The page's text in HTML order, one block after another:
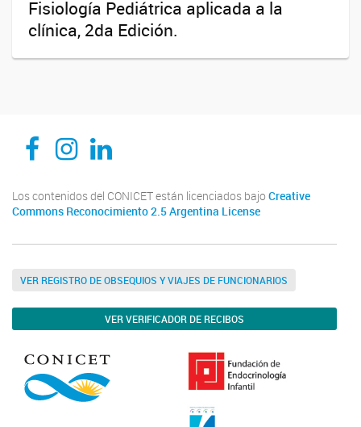
Fisiología Pediátrica aplicada a la
clínica, 2da Edición.
CEDIE, Centro de Investigaciones Endocrinológicas Dr. César Bergadá
CEDIE, Centro de Investigaciones Endocrinológicas Dr. César Bergadá
CEDIE, Centro de Investigaciones Endocrinológicas Dr. César Bergadá
Los contenidos del CONICET están licenciados bajo Creative
Commons Reconocimiento 2.5 Argentina License
VER REGISTRO DE OBSEQUIOS Y VIAJES DE FUNCIONARIOS
VER VERIFICADOR DE RECIBOS